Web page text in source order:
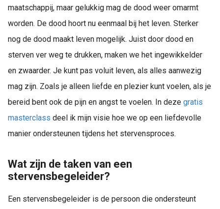
maatschappij, maar gelukkig mag de dood weer omarmt
worden. De dood hoort nu eenmaal bij het leven. Sterker
nog de dood maakt leven mogelijk. Juist door dood en
sterven ver weg te drukken, maken we het ingewikkelder
en zwaarder. Je kunt pas voluit leven, als alles aanwezig
mag zijn. Zoals je alleen liefde en plezier kunt voelen, als je
bereid bent ook de pijn en angst te voelen. In deze gratis
masterclass deel ik mijn visie hoe we op een liefdevolle
manier ondersteunen tijdens het stervensproces.
Wat zijn de taken van een
stervensbegeleider?
Een stervensbegeleider is de persoon die ondersteunt